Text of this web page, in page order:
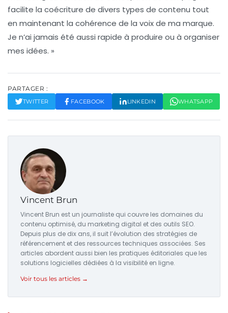
facilite la coécriture de divers types de contenu tout
en maintenant la cohérence de la voix de ma marque.
Je n’ai jamais été aussi rapide à produire ou à organiser
mes idées. »
PARTAGER :
TWITTER FACEBOOK LINKEDIN WHATSAPP
Vincent Brun
Vincent Brun est un journaliste qui couvre les domaines du
contenu optimisé, du marketing digital et des outils SEO.
Depuis plus de dix ans, il suit l’évolution des stratégies de
référencement et des ressources techniques associées. Ses
articles abordent aussi bien les pratiques éditoriales que les
solutions logicielles dédiées à la visibilité en ligne.
Voir tous les articles →